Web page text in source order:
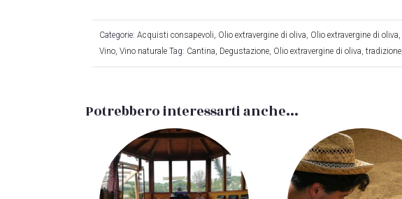
Categorie: Acquisti consapevoli Olio extravergine di oliva Olio extravergine di oliva
Vino Vino naturale Tag: Cantina Degustazione Olio extravergine di oliva tradizione
Potrebbero interessarti anche...